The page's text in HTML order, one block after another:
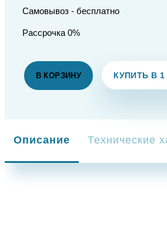
Самовывоз - бесплатно
Рассрочка 0%
В КОРЗИНУ КУПИТЬ В 1
Описание Технические